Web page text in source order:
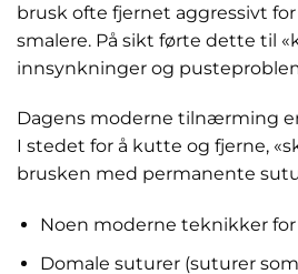
brusk ofte fjernet aggressivt
smalere. På sikt førte dette til
innsynkninger og
Dagens moderne tilnærming
I stedet for å kutte og fjerne,
brusken med permanente
Noen moderne teknikker
Domale suturer (suturer